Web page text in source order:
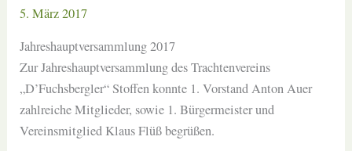
5. März 2017
Jahreshauptversammlung 2017
Zur Jahreshauptversammlung des Trachtenvereins
„D’Fuchsbergler“ Stoffen konnte 1. Vorstand Anton Auer
zahlreiche Mitglieder, sowie 1. Bürgermeister und
Vereinsmitglied Klaus Flüß begrüßen.